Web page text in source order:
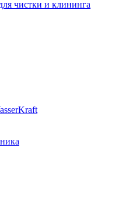
чистки и клининга